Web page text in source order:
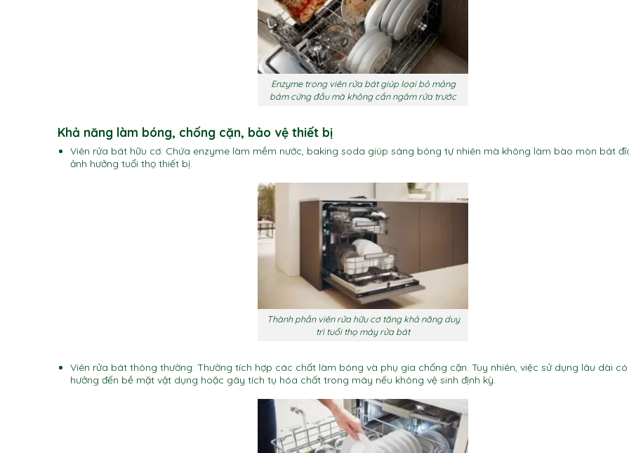
Enzyme trong viên rửa bát giúp loại bỏ mảng
bám cứng đầu mà không cần ngâm rửa trước
Khả năng làm bóng, chống cặn, bảo vệ thiết bị
Viên rửa bát hữu cơ: Chứa enzyme làm mềm nước, baking soda giúp sáng bóng tự nhiên mà không làm bào mòn bát
ảnh hưởng tuổi thọ thiết bị.
Thành phần viên rửa hữu cơ tăng khả năng duy
trì tuổi thọ máy rửa bát
Viên rửa bát thông thường: Thường tích hợp các chất làm bóng và phụ gia chống cặn. Tuy nhiên, việc sử dụng lâu dài
hưởng đến bề mặt vật dụng hoặc gây tích tụ hóa chất trong máy nếu không vệ sinh định kỳ.